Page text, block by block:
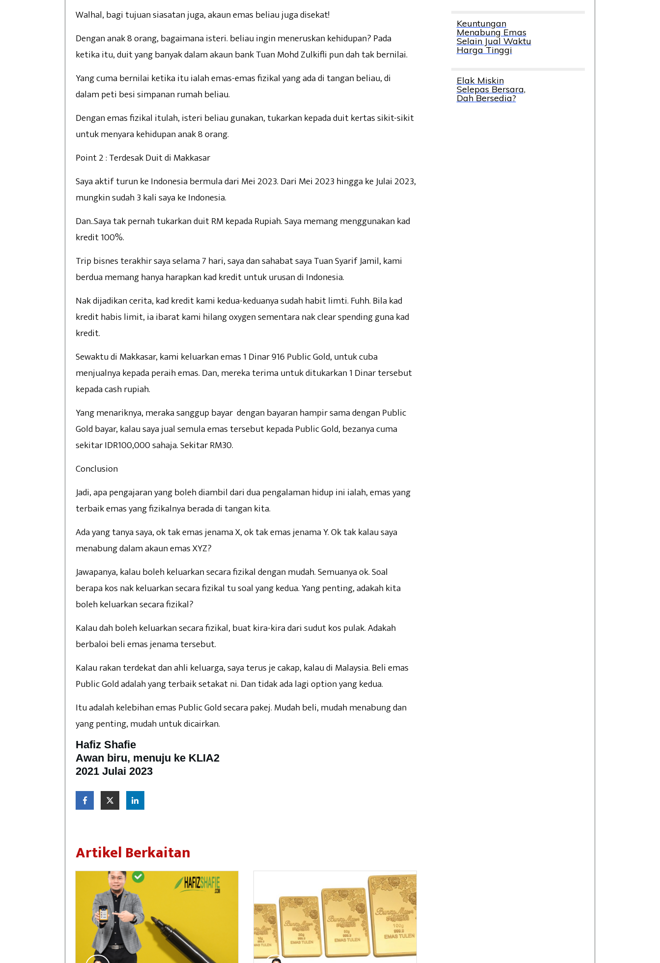
Walhal, bagi tujuan siasatan juga, akaun emas beliau juga disekat!
Dengan anak 8 orang, bagaimana isteri. beliau ingin meneruskan kehidupan? Pada
ketika itu, duit yang banyak dalam akaun bank Tuan Mohd Zulkifli pun dah tak bernilai.
Yang cuma bernilai ketika itu ialah emas-emas fizikal yang ada di tangan beliau, di
dalam peti besi simpanan rumah beliau.
Dengan emas fizikal itulah, isteri beliau gunakan, tukarkan kepada duit kertas sikit-sikit
untuk menyara kehidupan anak 8 orang.
Point 2 : Terdesak Duit di Makkasar
Saya aktif turun ke Indonesia bermula dari Mei 2023. Dari Mei 2023 hingga ke Julai 2023,
mungkin sudah 3 kali saya ke Indonesia.
Dan..Saya tak pernah tukarkan duit RM kepada Rupiah. Saya memang menggunakan kad
kredit 100%.
Trip bisnes terakhir saya selama 7 hari, saya dan sahabat saya Tuan Syarif Jamil, kami
berdua memang hanya harapkan kad kredit untuk urusan di Indonesia.
Nak dijadikan cerita, kad kredit kami kedua-keduanya sudah habit limti. Fuhh. Bila kad
kredit habis limit, ia ibarat kami hilang oxygen sementara nak clear spending guna kad
kredit.
Sewaktu di Makkasar, kami keluarkan emas 1 Dinar 916 Public Gold, untuk cuba
menjualnya kepada peraih emas. Dan, mereka terima untuk ditukarkan 1 Dinar tersebut
kepada cash rupiah.
Yang menariknya, meraka sanggup bayar dengan bayaran hampir sama dengan Public
Gold bayar, kalau saya jual semula emas tersebut kepada Public Gold, bezanya cuma
sekitar IDR100,000 sahaja. Sekitar RM30.
Conclusion
Jadi, apa pengajaran yang boleh diambil dari dua pengalaman hidup ini ialah, emas yang
terbaik emas yang fizikalnya berada di tangan kita.
Ada yang tanya saya, ok tak emas jenama X, ok tak emas jenama Y. Ok tak kalau saya
menabung dalam akaun emas XYZ?
Jawapanya, kalau boleh keluarkan secara fizikal dengan mudah. Semuanya ok. Soal
berapa kos nak keluarkan secara fizikal tu soal yang kedua. Yang penting, adakah kita
boleh keluarkan secara fizikal?
Kalau dah boleh keluarkan secara fizikal, buat kira-kira dari sudut kos pulak. Adakah
berbaloi beli emas jenama tersebut.
Kalau rakan terdekat dan ahli keluarga, saya terus je cakap, kalau di Malaysia. Beli emas
Public Gold adalah yang terbaik setakat ni. Dan tidak ada lagi option yang kedua.
Itu adalah kelebihan emas Public Gold secara pakej. Mudah beli, mudah menabung dan
yang penting, mudah untuk dicairkan.
Hafiz Shafie
Awan biru, menuju ke KLIA2
2021 Julai 2023
Artikel Berkaitan
Keuntungan
Menabung Emas
Selain Jual Waktu
Harga Tinggi
Elak Miskin
Selepas Bersara,
Dah Bersedia?